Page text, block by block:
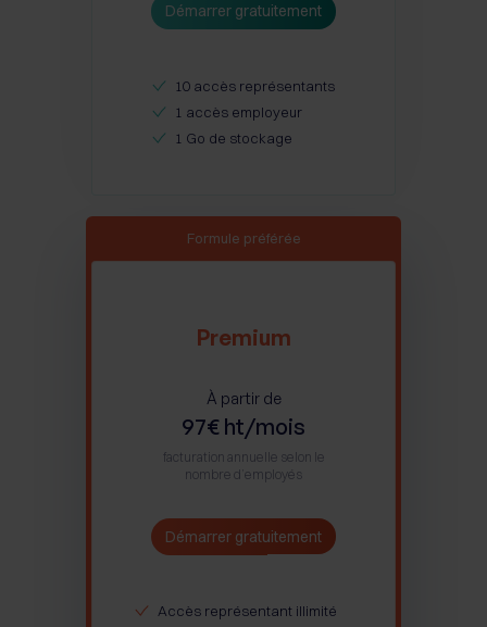
Démarrer gratuitement
10 accès représentants
1 accès employeur
1 Go de stockage
Formule préférée
Premium
À partir de
97€ ht/mois
facturation annuelle selon le
nombre d’employés
Démarrer gratuitement
Accès représentant illimité